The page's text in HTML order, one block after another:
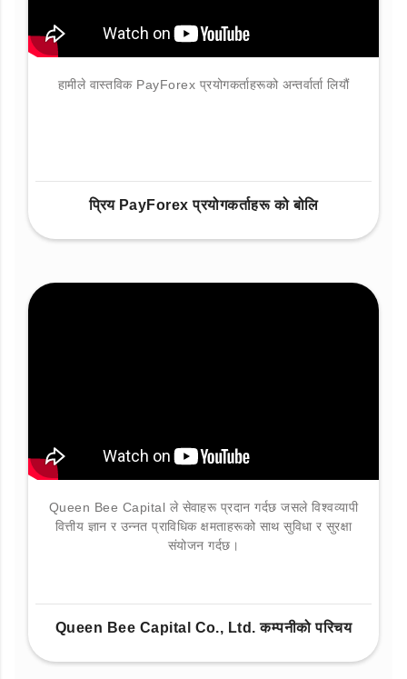
हामीले वास्तविक PayForex प्रयोगकर्ताहरूको अन्तर्वार्ता लियौं
प्रिय PayForex प्रयोगकर्ताहरू को बोलि
Queen Bee Capital ले सेवाहरू प्रदान गर्दछ जसले विश्वव्यापी
वित्तीय ज्ञान र उन्नत प्राविधिक क्षमताहरूको साथ सुविधा र सुरक्षा
संयोजन गर्दछ।
Queen Bee Capital Co., Ltd. कम्पनीको परिचय